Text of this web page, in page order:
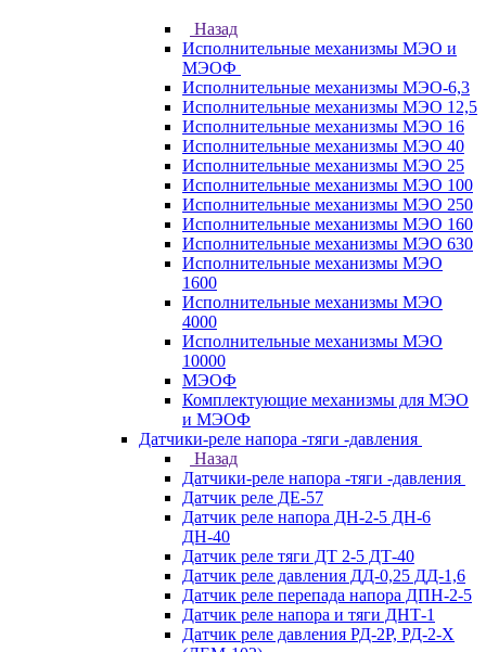
Назад
Исполнительные механизмы МЭО и
МЭОФ
Исполнительные механизмы МЭО-6,3
Исполнительные механизмы МЭО 12,5
Исполнительные механизмы МЭО 16
Исполнительные механизмы МЭО 40
Исполнительные механизмы МЭО 25
Исполнительные механизмы МЭО 100
Исполнительные механизмы МЭО 250
Исполнительные механизмы МЭО 160
Исполнительные механизмы МЭО 630
Исполнительные механизмы МЭО
1600
Исполнительные механизмы МЭО
4000
Исполнительные механизмы МЭО
10000
МЭОФ
Комплектующие механизмы для МЭО
и МЭОФ
Датчики-реле напора -тяги -давления
Назад
Датчики-реле напора -тяги -давления
Датчик реле ДЕ-57
Датчик реле напора ДН-2-5 ДН-6
ДН-40
Датчик реле тяги ДТ 2-5 ДТ-40
Датчик реле давления ДД-0,25 ДД-1,6
Датчик реле перепада напора ДПН-2-5
Датчик реле напора и тяги ДНТ-1
Датчик реле давления РД-2Р, РД-2-Х